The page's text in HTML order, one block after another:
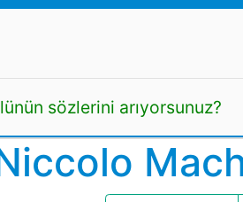
sözlerini arıyorsunuz?